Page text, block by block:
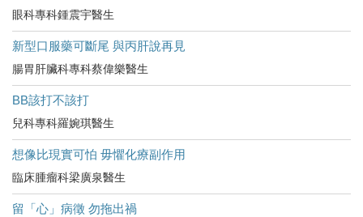
眼科專科鍾震宇醫生
新型口服藥可斷尾 與丙肝說再見
腸胃肝臟科專科蔡偉樂醫生
BB該打不該打
兒科專科羅婉琪醫生
想像比現實可怕 毋懼化療副作用
臨床腫瘤科梁廣泉醫生
留「心」病徵 勿拖出禍